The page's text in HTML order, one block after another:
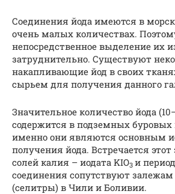
Соединения йода имеются в
очень малых количествах.
непосредственное выделение их
затруднительно. Существуют
накапливающие йод в своих
сырьем для получения данного
Значительное количество йода
содержится в подземных буровых
именно они являются основным
получения йода. Встречается
солей калия – иодата KIO3 и
соединения сопутствуют
(селитры) в Чили и Боливии.